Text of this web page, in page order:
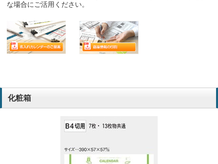
な場合にご活用ください。
化粧箱